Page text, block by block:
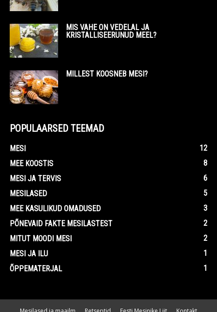
MIS VAHE ON VEDELAL JA
KRISTALLISEERUNUD MEEL?
MILLEST KOOSNEB MESI?
POPULAARSED TEEMAD
MESI
12
MEE KOOSTIS
8
MESI JA TERVIS
6
MESILASED
5
MEE KASULIKUD OMADUSED
3
PÕNEVAID FAKTE MESILASTEST
2
MITUT MOODI MESI
2
MESI JA ILU
1
ÕPPEMATERJAL
1